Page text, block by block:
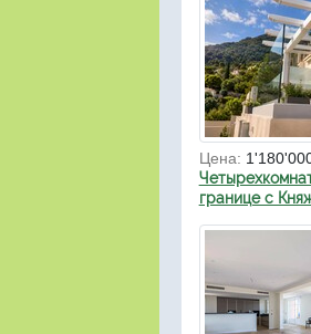
Цена:
границе с